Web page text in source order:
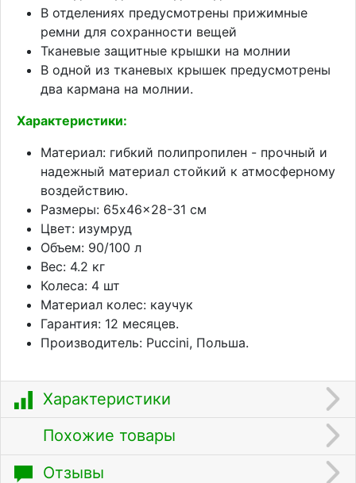
В отделениях предусмотрены прижимные
ремни для сохранности вещей
Тканевые защитные крышки на молнии
В одной из тканевых крышек предусмотрены
два кармана на молнии.
Характеристики:
Материал: гибкий полипропилен - прочный и
надежный материал стойкий к атмосферному
воздействию.
Размеры: 65x46x28-31 см
Цвет: изумруд
Объем: 90/100 л
Вес: 4.2 кг
Колеса: 4 шт
Материал колес: каучук
Гарантия: 12 месяцев.
Производитель: Puccini, Польша.
Характеристики
Похожие товары
Отзывы